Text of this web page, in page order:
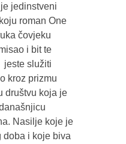
jedinstveni
roman One
čovjeku
i bit te
jeste služiti
kroz prizmu
društvu koja je
Nasilje koje je
doba i koje biva